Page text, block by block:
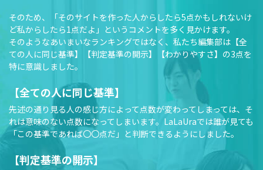
そのため、「そのサイトを作った人からしたら5点かもしれないけ
ど私からしたら1点だよ」というコメントを多く見かけます。
そのようなあいまいなランキングではなく、私たち編集部は【全
ての人に同じ基準】【判定基準の開示】【わかりやすさ】の3点を
特に意識しました。
【全ての人に同じ基準】
先述の通り見る人の感じ方によって点数が変わってしまっては、そ
れは意味のない点数になってしまいます。LaLaUraでは誰が見ても
「この基準であれば〇〇点だ」と判断できるようにしました。
【判定基準の開示】